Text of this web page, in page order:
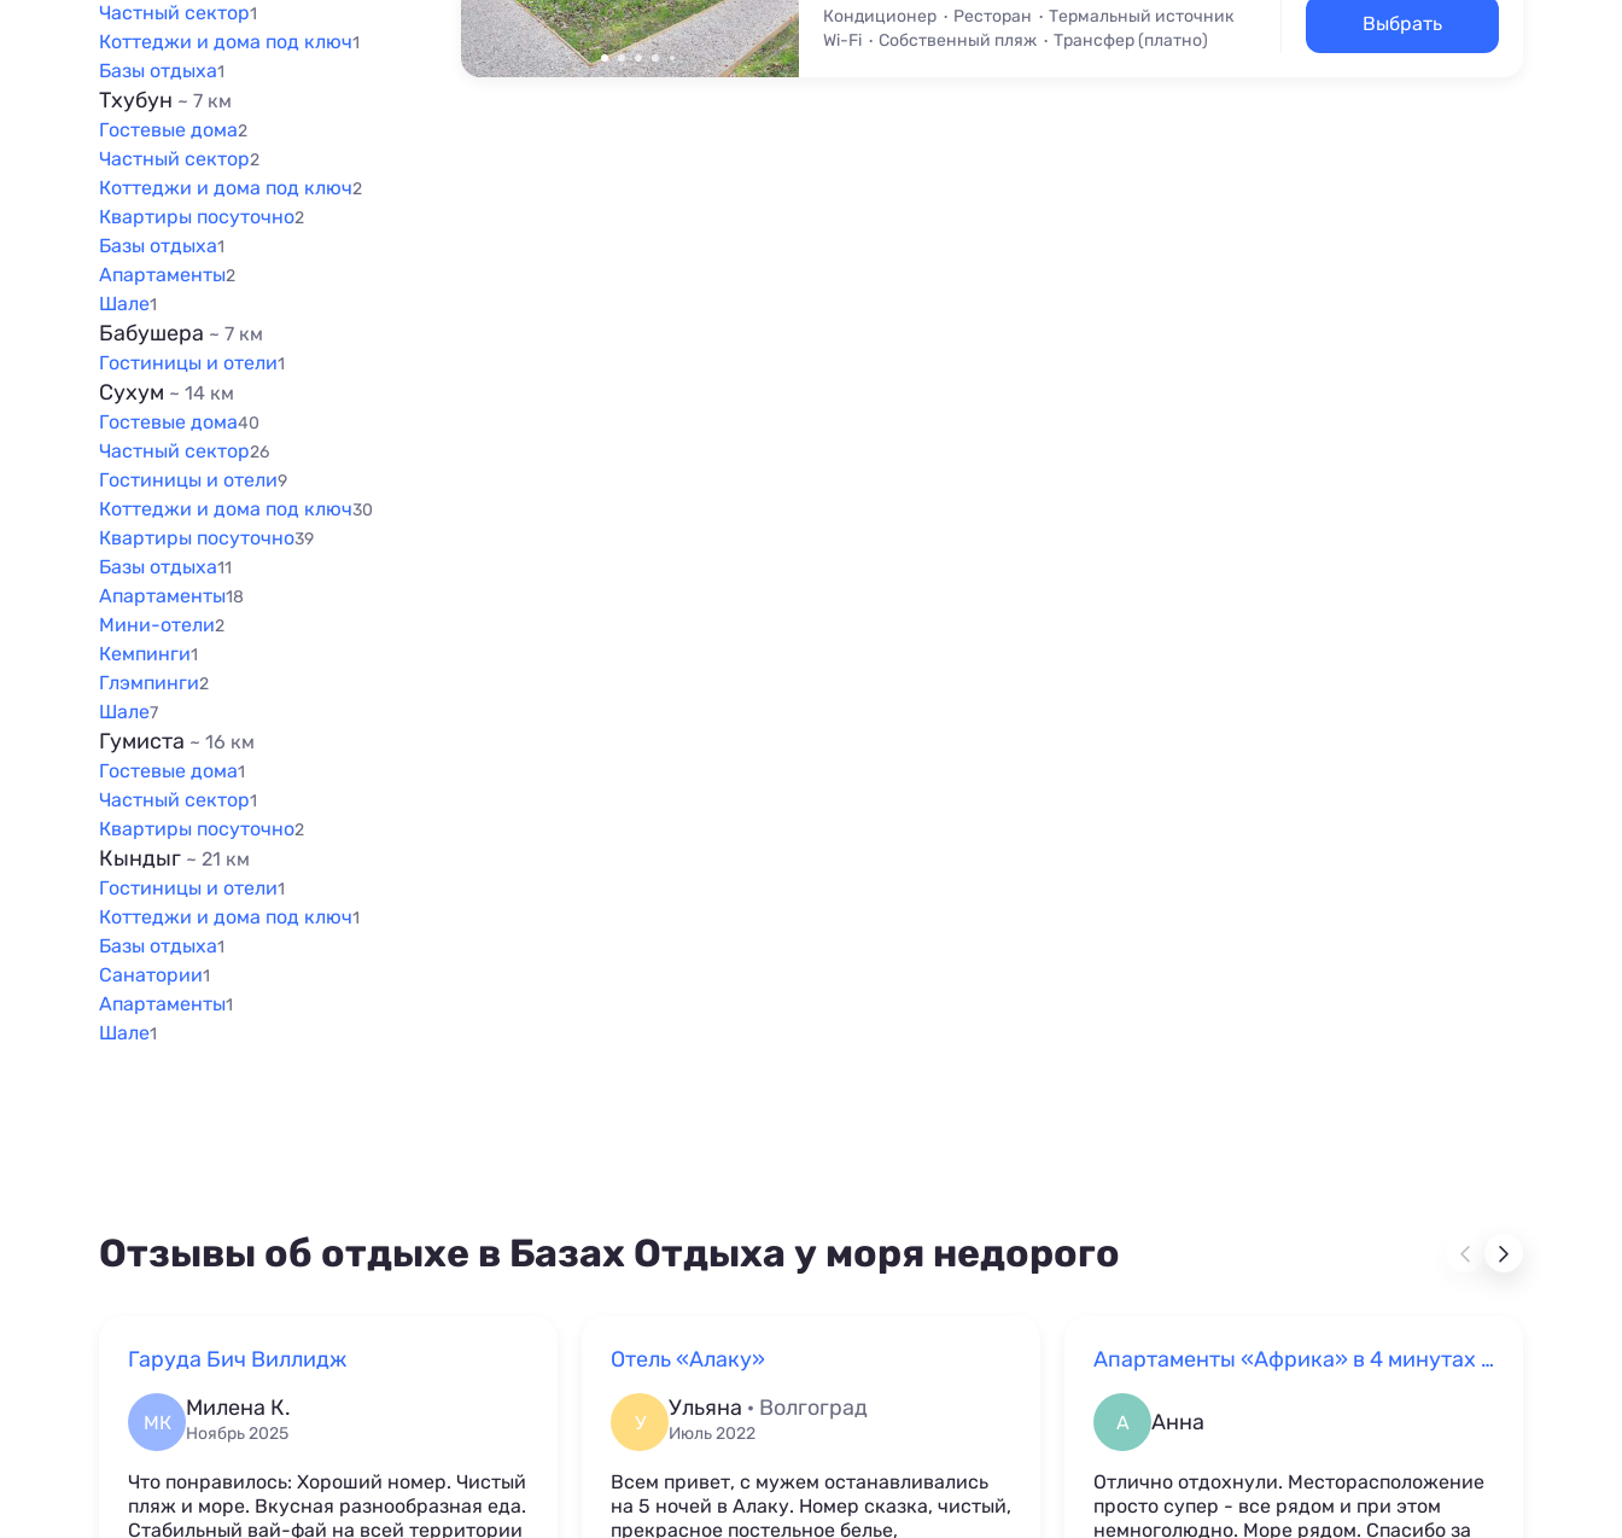
Кондиционер Ресторан
Термальный источник
Wi-Fi
Собственный пляж
Трансфер (платно)
Выбрать
800 м
1000 м
1500 м
Частный сектор1
Коттеджи и дома под ключ1
Базы отдыха1
Тхубун ~ 7 км
Гостевые дома2
Частный сектор2
Коттеджи и дома под ключ2
Квартиры посуточно2
Базы отдыха1
Апартаменты2
Шале1
Бабушера ~ 7 км
Гостиницы и отели1
Сухум ~ 14 км
Гостевые дома40
Частный сектор26
Гостиницы и отели9
Коттеджи и дома под ключ30
Квартиры посуточно39
Базы отдыха11
Апартаменты18
Мини-отели2
Кемпинги1
Глэмпинги2
Шале7
Гумиста ~ 16 км
Гостевые дома1
Частный сектор1
Квартиры посуточно2
Кындыг ~ 21 км
Гостиницы и отели1
Коттеджи и дома под ключ1
Базы отдыха1
Санатории1
Апартаменты1
Шале1
Отзывы об отдыхе в Базах Отдыха у моря недорого
Гаруда Бич Виллидж
МК
Милена К.
Ноябрь 2025
Что понравилось: Хороший номер. Чистый
пляж и море. Вкусная разнообразная еда.
Стабильный вай-фай на всей территории
Отель «Алаку»
У
Ульяна · Волгоград
Июль 2022
Всем привет, с мужем останавливались
на 5 ночей в Алаку. Номер сказка, чистый,
прекрасное постельное белье,
Апартаменты «Африка» в 4 минутах от моря
А Анна
Отлично отдохнули. Месторасположение
просто супер - все рядом и при этом
немноголюдно. Море рядом. Спасибо за